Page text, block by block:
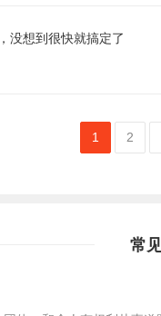
没想到很快就搞定了
1 2
常